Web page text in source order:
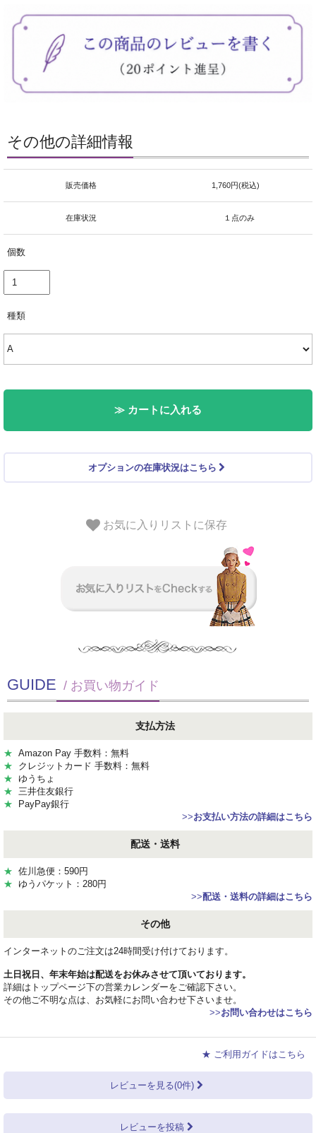
その他の詳細情報
販売価格 1,760円(税込)
在庫状況 １点のみ
個数
種類
≫ カートに入れる
オプションの在庫状況はこちら
お気に入りリストに保存
GUIDE / お買い物ガイド
支払方法
★ Amazon Pay 手数料：無料
★ クレジットカード 手数料：無料
★ ゆうちょ
★ 三井住友銀行
★ PayPay銀行
>>お支払い方法の詳細はこちら
配送・送料
★ 佐川急便：590円
★ ゆうパケット：280円
>>配送・送料の詳細はこちら
その他
インターネットのご注文は24時間受け付けております。
土日祝日、年末年始は配送をお休みさせて頂いております。
詳細はトップページ下の営業カレンダーをご確認下さい。
その他ご不明な点は、お気軽にお問い合わせ下さいませ。
>>お問い合わせはこちら
★ ご利用ガイドはこちら
レビューを見る(0件)
レビューを投稿